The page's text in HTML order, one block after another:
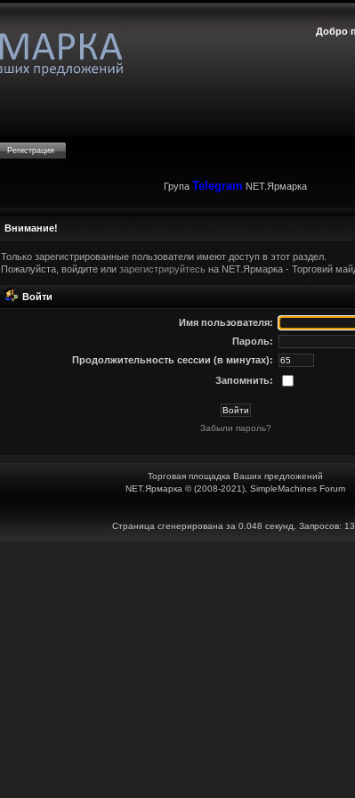
Добро
Регистрация
Група Telegram NET.Ярмарка
Внимание!
Только зарегистрированные пользователи имеют доступ в этот раздел.
Пожалуйста, войдите или зарегистрируйтесьна NET.Ярмарка - Торговий
Войти
Имя пользователя:
Пароль:
Продолжительность сессии (в минутах):
Запомнить:
Забыли пароль?
Торговая площадка Ваших предложений
NET.Ярмарка © (2008-2021), SimpleMachines Forum
Страница сгенерирована за 0.048 секунд. Запросов: 13.